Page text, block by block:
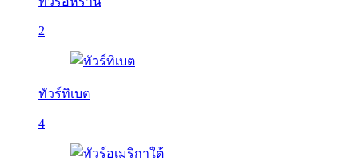
2
ทัวร์ทิเบต
4